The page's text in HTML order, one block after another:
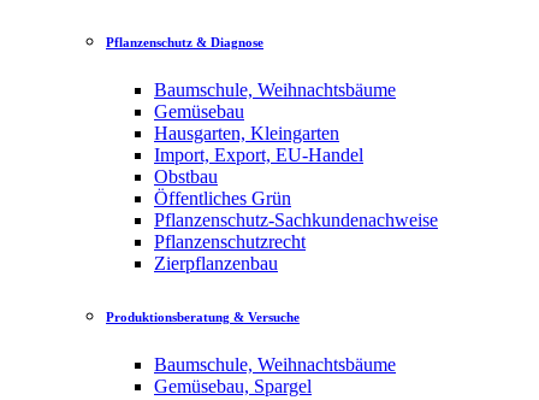
Pflanzenschutz & Diagnose
Baumschule, Weihnachtsbäume
Gemüsebau
Hausgarten, Kleingarten
Import, Export, EU-Handel
Obstbau
Öffentliches Grün
Pflanzenschutz-Sachkundenachweise
Pflanzenschutzrecht
Zierpflanzenbau
Produktionsberatung & Versuche
Baumschule, Weihnachtsbäume
Gemüsebau, Spargel